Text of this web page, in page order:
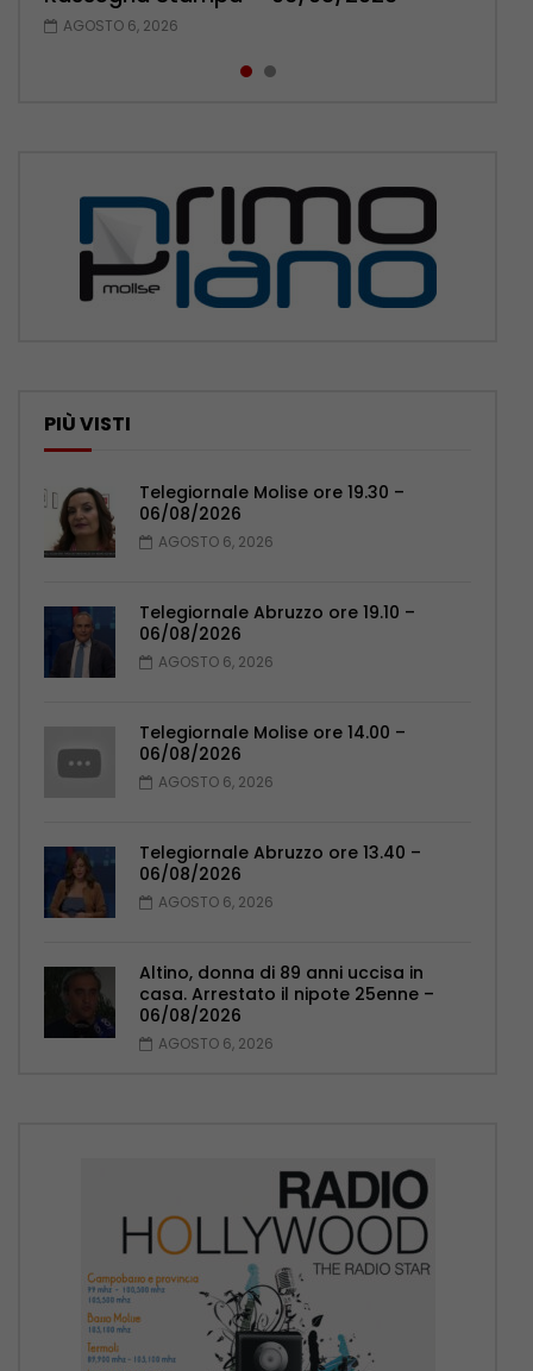
AGOSTO 6, 2026
AGOSTO 5, 2026
PIÙ VISTI
Telegiornale Molise ore 19.30 –
06/08/2026
AGOSTO 6, 2026
Telegiornale Abruzzo ore 19.10 –
06/08/2026
AGOSTO 6, 2026
Telegiornale Molise ore 14.00 –
06/08/2026
AGOSTO 6, 2026
Telegiornale Abruzzo ore 13.40 –
06/08/2026
AGOSTO 6, 2026
Altino, donna di 89 anni uccisa in
casa. Arrestato il nipote 25enne –
06/08/2026
AGOSTO 6, 2026